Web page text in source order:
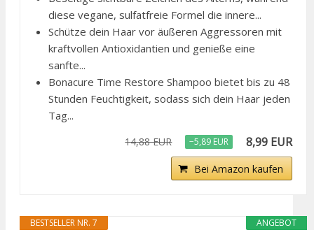
diese vegane, sulfatfreie Formel die innere...
Schütze dein Haar vor äußeren Aggressoren mit
kraftvollen Antioxidantien und genieße eine
sanfte...
Bonacure Time Restore Shampoo bietet bis zu 48
Stunden Feuchtigkeit, sodass sich dein Haar jeden
Tag...
14,88 EUR −5,89 EUR 8,99 EUR
Bei Amazon kaufen
ANGEBOT
BESTSELLER NR. 7